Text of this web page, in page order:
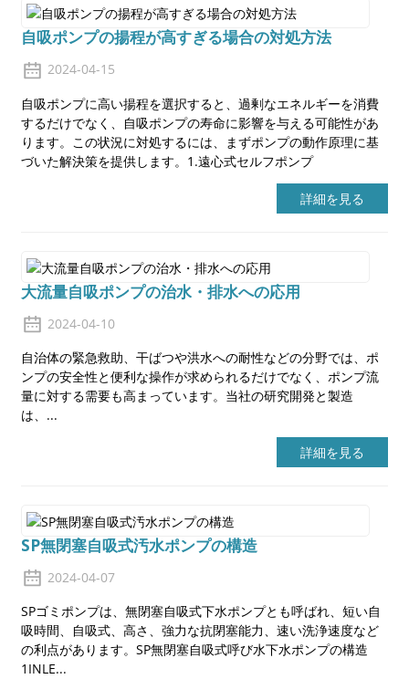
自吸ポンプの揚程が高すぎる場合の対処方法
2024-04-15
自吸ポンプに高い揚程を選択すると、過剰なエネルギーを消費
するだけでなく、自吸ポンプの寿命に影響を与える可能性があ
ります。この状況に対処するには、まずポンプの動作原理に基
づいた解決策を提供します。1.遠心式セルフポンプ
詳細を見る
大流量自吸ポンプの治水・排水への応用
2024-04-10
自治体の緊急救助、干ばつや洪水への耐性などの分野では、ポ
ンプの安全性と便利な操作が求められるだけでなく、ポンプ流
量に対する需要も高まっています。当社の研究開発と製造
は、...
詳細を見る
SP無閉塞自吸式汚水ポンプの構造
2024-04-07
SPゴミポンプは、無閉塞自吸式下水ポンプとも呼ばれ、短い自
吸時間、自吸式、高さ、強力な抗閉塞能力、速い洗浄速度など
の利点があります。SP無閉塞自吸式呼び水下水ポンプの構造
1INLE...